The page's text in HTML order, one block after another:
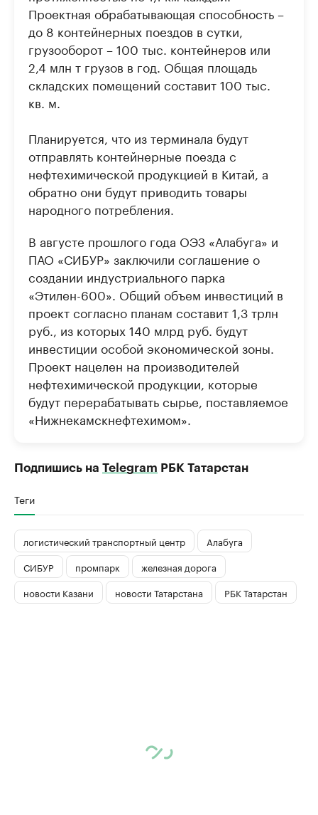
Проектная обрабатывающая способность –
до 8 контейнерных поездов в сутки,
грузооборот – 100 тыс. контейнеров или
2,4 млн т грузов в год. Общая площадь
складских помещений составит 100 тыс.
кв. м.
Планируется, что из терминала будут
отправлять контейнерные поезда с
нефтехимической продукцией в Китай, а
обратно они будут приводить товары
народного потребления.
В августе прошлого года ОЭЗ «Алабуга» и
ПАО «СИБУР» заключили соглашение о
создании индустриального парка
«Этилен-600». Общий объем инвестиций в
проект согласно планам составит 1,3 трлн
руб., из которых 140 млрд руб. будут
инвестиции особой экономической зоны.
Проект нацелен на производителей
нефтехимической продукции, которые
будут перерабатывать сырье, поставляемое
«Нижнекамскнефтехимом».
Подпишись на Telegram РБК Татарстан
Теги
логистический транспортный центр
Алабуга
СИБУР
промпарк
железная дорога
новости Казани
новости Татарстана РБК Татарстан